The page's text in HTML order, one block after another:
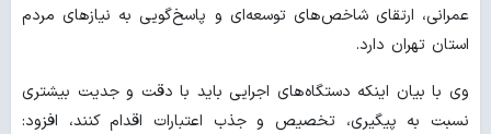
عمرانی، ارتقای شاخص‌های توسعه‌ای و پاسخ‌گویی به نیازهای مردم
استان تهران دارد.
وی با بیان اینکه دستگاه‌های اجرایی باید با دقت و جدیت بیشتری
نسبت به پیگیری، تخصیص و جذب اعتبارات اقدام کنند، افزود: